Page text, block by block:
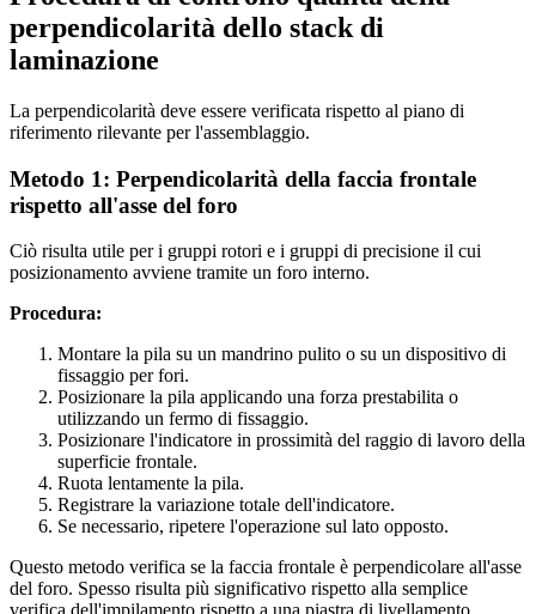
perpendicolarità dello stack di
laminazione
La perpendicolarità deve essere verificata rispetto al piano di
riferimento rilevante per l'assemblaggio.
Metodo 1: Perpendicolarità della faccia frontale
rispetto all'asse del foro
Ciò risulta utile per i gruppi rotori e i gruppi di precisione il cui
posizionamento avviene tramite un foro interno.
Procedura:
Montare la pila su un mandrino pulito o su un dispositivo di
fissaggio per fori.
Posizionare la pila applicando una forza prestabilita o
utilizzando un fermo di fissaggio.
Posizionare l'indicatore in prossimità del raggio di lavoro della
superficie frontale.
Ruota lentamente la pila.
Registrare la variazione totale dell'indicatore.
Se necessario, ripetere l'operazione sul lato opposto.
Questo metodo verifica se la faccia frontale è perpendicolare all'asse
del foro. Spesso risulta più significativo rispetto alla semplice